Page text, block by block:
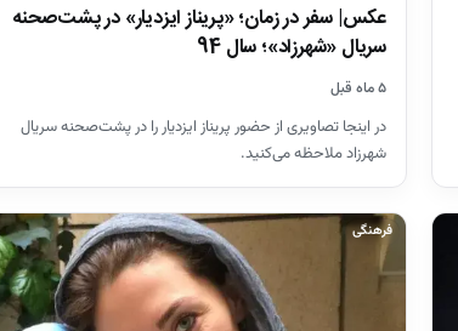
عکس| سفر در زمان؛ «پریناز ایزدیار» در پشت‌صحنه
سریال «شهرزاد»؛ سال 94
۵ ماه قبل
در اینجا تصاویری از حضور پریناز ایزدیار را در پشت‌صحنه سریال
شهرزاد ملاحظه می‌کنید.
فرهنگی